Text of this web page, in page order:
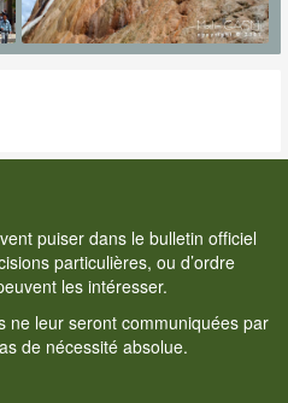
puiser dans le bulletin officiel
particulières, ou d’ordre
les intéresser.
ne leur seront communiquées par
de nécessité absolue.